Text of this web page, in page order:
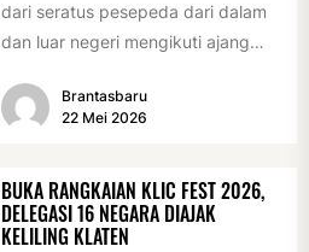
dari seratus pesepeda dari dalam
dan luar negeri mengikuti ajang
Association Rally...
Brantasbaru
22 Mei 2026
BUKA RANGKAIAN KLIC FEST 2026,
DELEGASI 16 NEGARA DIAJAK
KELILING KLATEN